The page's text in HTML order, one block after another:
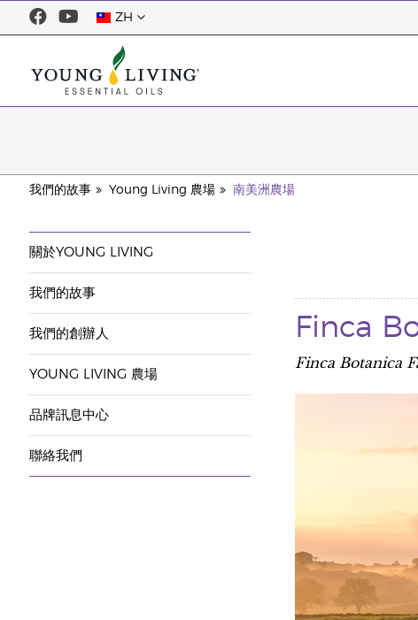
ZH
我們的故事 Young Living 農場 南美洲農場
關於YOUNG LIVING
我們的故事
我們的創辦人
YOUNG LIVING 農場
品牌訊息中心
聯絡我們
Finca
Finca Botanica